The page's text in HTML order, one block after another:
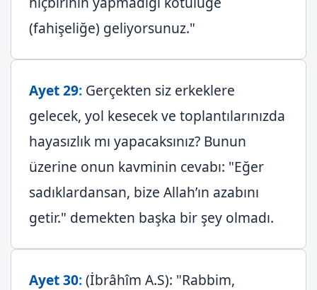
(fahişeliğe) geliyorsunuz."
Ayet 29: Gerçekten siz erkeklere
gelecek, yol kesecek ve toplantılarınızda
hayasızlık mı yapacaksınız? Bunun
üzerine onun kavminin cevabı: "Eğer
sadıklardansan, bize Allah’ın azabını
getir." demekten başka bir şey olmadı.
Ayet 30:(İbrâhîm A.S): "Rabbim,